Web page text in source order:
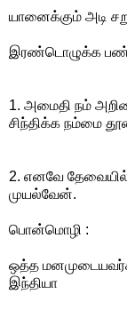
யானைக்கும் அடி
இரண்டொழுக்க
1. அமைதி நம்
சிந்திக்க நம்மை
2. எனவே
முயல்வேன்.
பொன்மொழி :
ஒத்த
இந்தியா